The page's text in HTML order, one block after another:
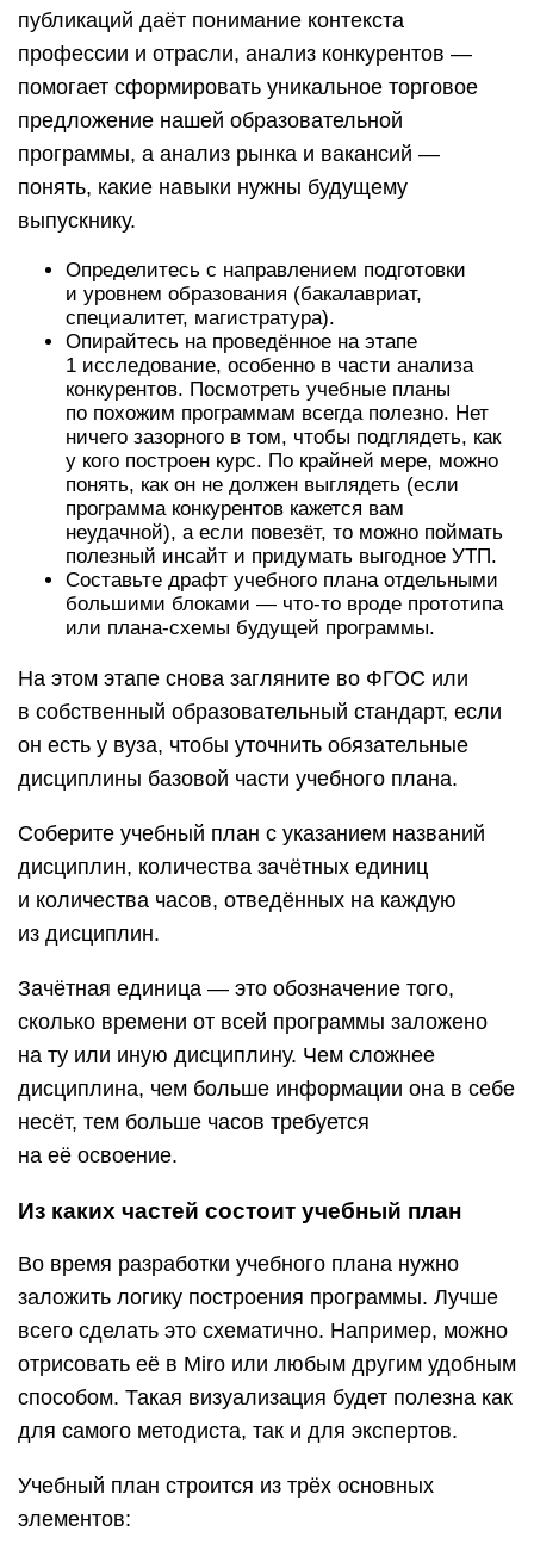
публикаций даёт понимание контекста
профессии и отрасли, анализ конкурентов —
помогает сформировать уникальное торговое
предложение нашей образовательной
программы, а анализ рынка и вакансий —
понять, какие навыки нужны будущему
выпускнику.
Определитесь с направлением подготовки
и уровнем образования (бакалавриат,
специалитет, магистратура).
Опирайтесь на проведённое на этапе
1 исследование, особенно в части анализа
конкурентов. Посмотреть учебные планы
по похожим программам всегда полезно. Нет
ничего зазорного в том, чтобы подглядеть, как
у кого построен курс. По крайней мере, можно
понять, как он не должен выглядеть (если
программа конкурентов кажется вам
неудачной), а если повезёт, то можно поймать
полезный инсайт и придумать выгодное УТП.
Составьте драфт учебного плана отдельными
большими блоками — что-то вроде прототипа
или плана-схемы будущей программы.
На этом этапе снова загляните во ФГОС или
в собственный образовательный стандарт, если
он есть у вуза, чтобы уточнить обязательные
дисциплины базовой части учебного плана.
Соберите учебный план с указанием названий
дисциплин, количества зачётных единиц
и количества часов, отведённых на каждую
из дисциплин.
Зачётная единица — это обозначение того,
сколько времени от всей программы заложено
на ту или иную дисциплину. Чем сложнее
дисциплина, чем больше информации она в себе
несёт, тем больше часов требуется
на её освоение.
Из каких частей состоит учебный план
Во время разработки учебного плана нужно
заложить логику построения программы. Лучше
всего сделать это схематично. Например, можно
отрисовать её в Miro или любым другим удобным
способом. Такая визуализация будет полезна как
для самого методиста, так и для экспертов.
Учебный план строится из трёх основных
элементов: